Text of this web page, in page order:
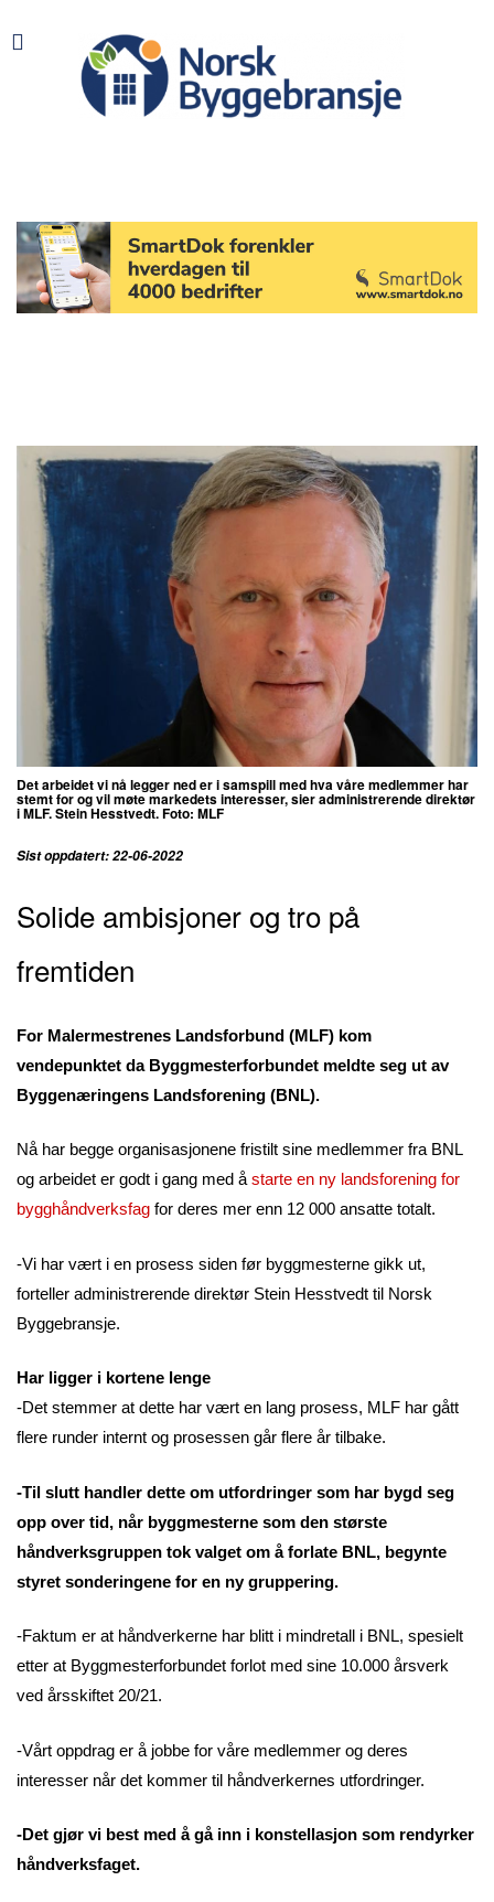
Det arbeidet vi nå legger ned er i samspill med hva våre medlemmer har
stemt for og vil møte markedets interesser, sier administrerende direktør
i MLF. Stein Hesstvedt. Foto: MLF
Sist oppdatert: 22-06-2022
Solide ambisjoner og tro på
fremtiden
For Malermestrenes Landsforbund (MLF) kom
vendepunktet da Byggmesterforbundet meldte seg ut av
Byggenæringens Landsforening (BNL).
Nå har begge organisasjonene fristilt sine medlemmer fra BNL
og arbeidet er godt i gang med å starte en ny landsforening for
bygghåndverksfag for deres mer enn 12 000 ansatte totalt.
-Vi har vært i en prosess siden før byggmesterne gikk ut,
forteller administrerende direktør Stein Hesstvedt til Norsk
Byggebransje.
Har ligger i kortene lenge
-Det stemmer at dette har vært en lang prosess, MLF har gått
flere runder internt og prosessen går flere år tilbake.
-Til slutt handler dette om utfordringer som har bygd seg
opp over tid, når byggmesterne som den største
håndverksgruppen tok valget om å forlate BNL, begynte
styret sonderingene for en ny gruppering.
-Faktum er at håndverkerne har blitt i mindretall i BNL, spesielt
etter at Byggmesterforbundet forlot med sine 10.000 årsverk
ved årsskiftet 20/21.
-Vårt oppdrag er å jobbe for våre medlemmer og deres
interesser når det kommer til håndverkernes utfordringer.
-Det gjør vi best med å gå inn i konstellasjon som rendyrker
håndverksfaget.